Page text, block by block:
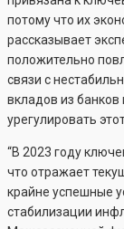
потому что их
рассказывает
положительно
связи с
вкладов из
урегулировать
“В 2023 году
что отражает
крайне успешные
стабилизации